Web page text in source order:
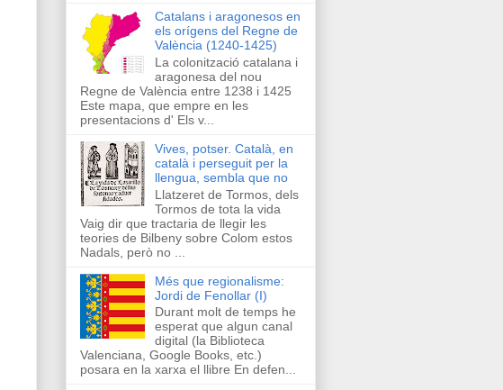
Catalans i aragonesos en
els orígens del Regne de
València (1240-1425)
La colonització catalana i
aragonesa del nou
Regne de València entre 1238 i 1425
Este mapa, que empre en les
presentacions d' Els v...
Vives, potser. Català, en
català i perseguit per la
llengua, sembla que no
Llatzeret de Tormos, dels
Tormos de tota la vida
Vaig dir que tractaria de llegir les
teories de Bilbeny sobre Colom estos
Nadals, però no ...
Més que regionalisme:
Jordi de Fenollar (I)
Durant molt de temps he
esperat que algun canal
digital (la Biblioteca
Valenciana, Google Books, etc.)
posara en la xarxa el llibre En defen...